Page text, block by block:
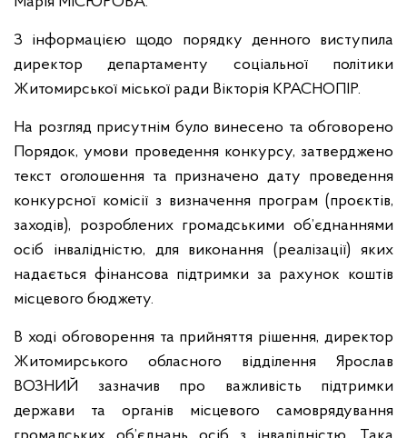
З інформацією щодо порядку денного виступила
директор департаменту соціальної політики
Житомирської міської ради Вікторія КРАСНОПІР.
На розгляд присутнім було винесено та обговорено
Порядок, умови проведення конкурсу, затверджено
текст оголошення та призначено дату проведення
конкурсної комісії з визначення програм (проєктів,
заходів), розроблених громадськими об’єднаннями
осіб інвалідністю, для виконання (реалізації) яких
надається фінансова підтримки за рахунок коштів
місцевого бюджету.
В ході обговорення та прийняття рішення, директор
Житомирського обласного відділення Ярослав
ВОЗНИЙ зазначив про важливість підтримки
держави та органів місцевого самоврядування